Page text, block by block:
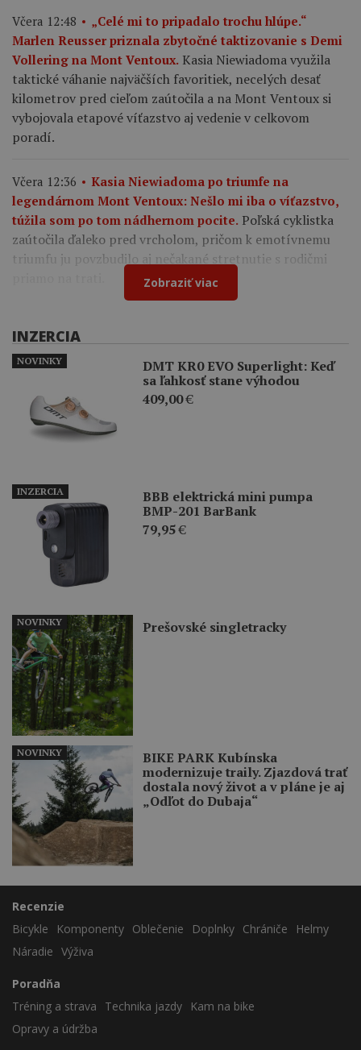
Včera 12:48
„Celé mi to pripadalo trochu hlúpe.“
Marlen Reusser priznala zbytočné taktizovanie s Demi
Vollering na Mont Ventoux. Kasia Niewiadoma využila
taktické váhanie najväčších favoritiek, necelých desať
kilometrov pred cieľom zaútočila a na Mont Ventoux si
vybojovala etapové víťazstvo aj vedenie v celkovom
poradí.
Včera 12:36
Kasia Niewiadoma po triumfe na
legendárnom Mont Ventoux: Nešlo mi iba o víťazstvo,
túžila som po tom nádhernom pocite. Poľská cyklistka
zaútočila ďaleko pred vrcholom, pričom k emotívnemu
triumfu ju povzbudilo aj nečakané stretnutie s rodičmi
Zobraziť viac
INZERCIA
DMT KR0 EVO Superlight: Keď
sa ľahkosť stane výhodou
409,00€
NOVINKY
BBB elektrická mini pumpa
BMP-201 BarBank
79,95€
INZERCIA
Prešovské singletracky
NOVINKY
BIKE PARK Kubínska
modernizuje traily. Zjazdová trať
dostala nový život a v pláne je aj
„Odľot do Dubaja“
NOVINKY
Recenzie
Bicykle
Komponenty Oblečenie Doplnky Chrániče
Helmy
Náradie Výživa
Poradňa
Tréning a strava
Technika jazdy
Kam na bike
Opravy a údržba